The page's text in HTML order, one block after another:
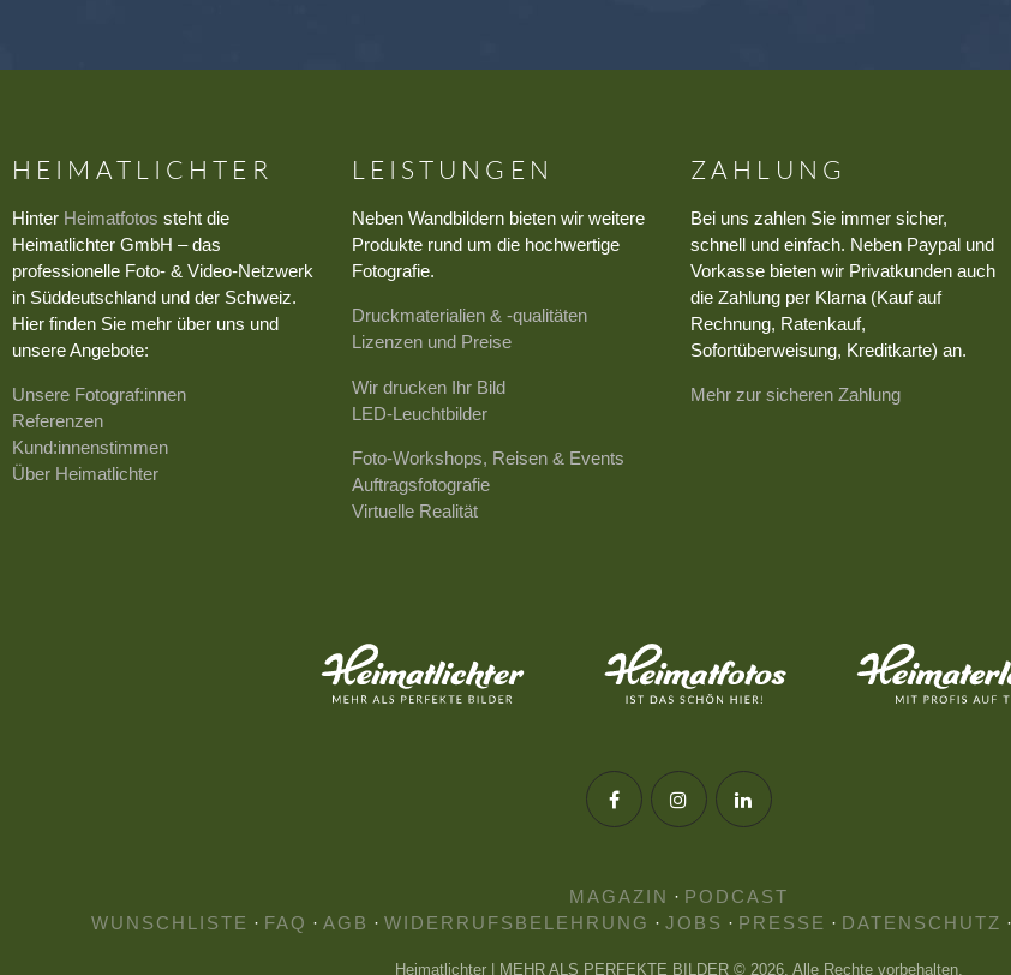
HEIMATLICHTER
Hinter Heimatfotos steht die
Heimatlichter GmbH – das
professionelle Foto- & Video-Netzwerk
in Süddeutschland und der Schweiz.
Hier finden Sie mehr über uns und
unsere Angebote:
Unsere Fotograf:innen
Referenzen
Kund:innenstimmen
Über Heimatlichter
LEISTUNGEN
Neben Wandbildern bieten wir weitere
Produkte rund um die hochwertige
Fotografie.
Druckmaterialien & -qualitäten
Lizenzen und Preise
Wir drucken Ihr Bild
LED-Leuchtbilder
Foto-Workshops, Reisen & Events
Auftragsfotografie
Virtuelle Realität
ZAHLUNG
Bei uns zahlen Sie immer sicher,
schnell und einfach. Neben Paypal und
Vorkasse bieten wir Privatkunden auch
die Zahlung per Klarna (Kauf auf
Rechnung, Ratenkauf,
Sofortüberweisung, Kreditkarte) an.
Mehr zur sicheren Zahlung
MAGAZIN · PODCAST
WUNSCHLISTE · FAQ · AGB · WIDERRUFSBELEHRUNG · JOBS · PRESSE · DATENSCHUTZ ·
Heimatlichter | MEHR ALS PERFEKTE BILDER © 2026. Alle Rechte vorbehalten.